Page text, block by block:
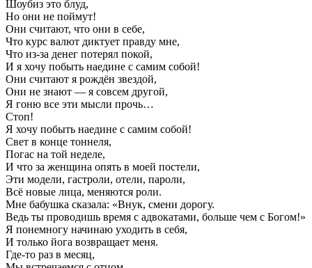
Шоубиз это блуд,
Но они не поймут!
Они считают, что они в себе,
Что курс валют диктует правду мне,
Что из-за денег потерял покой,
И я хочу побыть наедине с самим собой!
Они считают я рождён звездой,
Они не знают — я совсем другой,
Я гоню все эти мысли прочь…
Стоп!
Я хочу побыть наедине с самим собой!
Свет в конце тоннеля,
Погас на той неделе,
И что за женщина опять в моей постели,
Эти модели, гастроли, отели, пароли,
Всё новые лица, меняются роли.
Мне бабушка сказала: «Внук, смени дорогу.
Ведь ты проводишь время с адвокатами, больше чем с Богом!»
Я понемногу начинаю уходить в себя,
И только йога возвращает меня.
Где-то раз в месяц,